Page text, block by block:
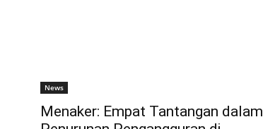
News
Menaker: Empat Tantangan dalam